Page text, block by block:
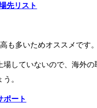
先リスト
も多いためオススメです。
場していないので、海外の
。
ポート